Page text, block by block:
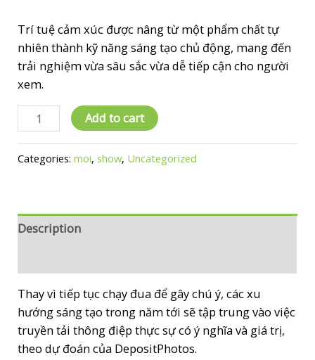
Trí tuệ cảm xúc được nâng từ một phẩm chất tự
nhiên thành kỹ năng sáng tạo chủ động, mang đến
trải nghiệm vừa sâu sắc vừa dễ tiếp cận cho người
xem.
đoán
tạo
Màu
xanh
dương
được
thương
Add to cart
Categories:moi, show, Uncategorized
Description
Thay vì tiếp tục chạy đua để gây chú ý, các xu
hướng sáng tạo trong năm tới sẽ tập trung vào việc
truyền tải thông điệp thực sự có ý nghĩa và giá trị,
theo dự đoán của DepositPhotos.